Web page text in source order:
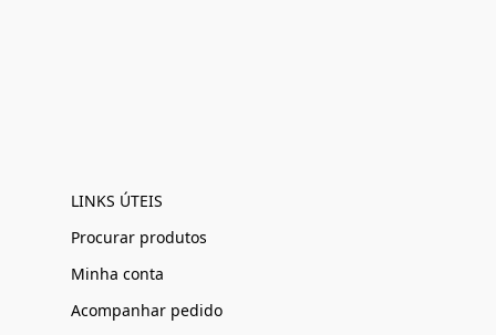
LINKS ÚTEIS
Procurar produtos
Minha conta
Acompanhar pedido